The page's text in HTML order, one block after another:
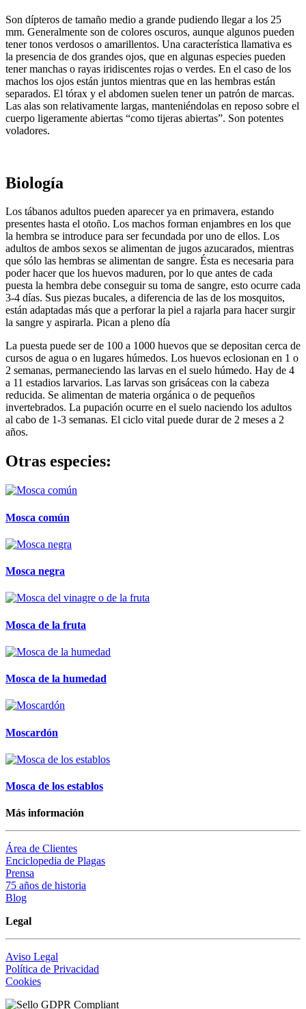
Son dípteros de tamaño medio a grande pudiendo llegar a los 25
mm. Generalmente son de colores oscuros, aunque algunos pueden
tener tonos verdosos o amarillentos. Una característica llamativa es
la presencia de dos grandes ojos, que en algunas especies pueden
tener manchas o rayas iridiscentes rojas o verdes. En el caso de los
machos los ojos están juntos mientras que en las hembras están
separados. El tórax y el abdomen suelen tener un patrón de marcas.
Las alas son relativamente largas, manteniéndolas en reposo sobre el
cuerpo ligeramente abiertas “como tijeras abiertas”. Son potentes
voladores.
Biología
Los tábanos adultos pueden aparecer ya en primavera, estando
presentes hasta el otoño. Los machos forman enjambres en los que
la hembra se introduce para ser fecundada por uno de ellos. Los
adultos de ambos sexos se alimentan de jugos azucarados, mientras
que sólo las hembras se alimentan de sangre. Ésta es necesaria para
poder hacer que los huevos maduren, por lo que antes de cada
puesta la hembra debe conseguir su toma de sangre, esto ocurre cada
3-4 días. Sus piezas bucales, a diferencia de las de los mosquitos,
están adaptadas más que a perforar la piel a rajarla para hacer surgir
la sangre y aspirarla. Pican a pleno día
La puesta puede ser de 100 a 1000 huevos que se depositan cerca de
cursos de agua o en lugares húmedos. Los huevos eclosionan en 1 o
2 semanas, permaneciendo las larvas en el suelo húmedo. Hay de 4
a 11 estadios larvarios. Las larvas son grisáceas con la cabeza
reducida. Se alimentan de materia orgánica o de pequeños
invertebrados. La pupación ocurre en el suelo naciendo los adultos
al cabo de 1-3 semanas. El ciclo vital puede durar de 2 meses a 2
años.
Otras especies:
Mosca común
Mosca negra
Mosca de la fruta
Mosca de la humedad
Moscardón
Mosca de los establos
Más información
Área de Clientes
Enciclopedia de Plagas
Prensa
75 años de historia
Blog
Legal
Aviso Legal
Política de Privacidad
Cookies